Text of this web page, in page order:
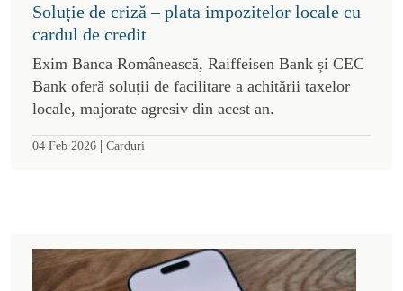
Soluție de criză – plata impozitelor locale cu
cardul de credit
Exim Banca Românească, Raiffeisen Bank și CEC
Bank oferă soluții de facilitare a achitării taxelor
locale, majorate agresiv din acest an.
04 Feb 2026 | Carduri